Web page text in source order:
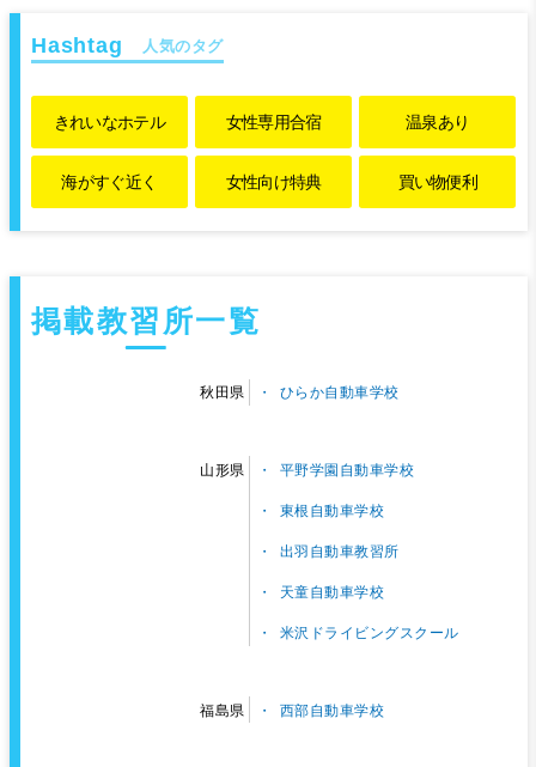
人気のタグ
きれいなホテル 女性専用合宿 温泉あり
海がすぐ近く 女性向け特典 買い物便利
掲載教習所一覧
秋田県 ひらか自動車学校
山形県 平野学園自動車学校
東根自動車学校
出羽自動車教習所
天童自動車学校
米沢ドライビングスクール
福島県 西部自動車学校